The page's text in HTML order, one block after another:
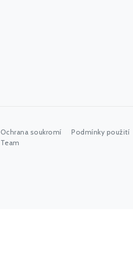
Ochrana soukromí
Podmínky použití
Team